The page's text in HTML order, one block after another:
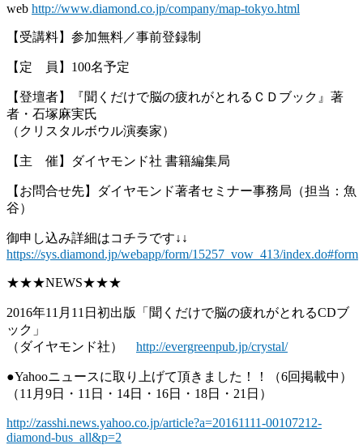
web http://www.diamond.co.jp/company/map-tokyo.html
【受講料】参加無料／事前登録制
【定 員】100名予定
【登壇者】『聞くだけで脳の疲れがとれるＣＤブック』著
者・石塚麻実氏
（クリスタルボウル演奏家）
【主 催】ダイヤモンド社 書籍編集局
【お問合せ先】ダイヤモンド著者セミナー事務局（担当：魚
谷）
御申し込み詳細はコチラです↓↓
https://sys.diamond.jp/webapp/form/15257_vow_413/index.do#form
★★★NEWS★★★
2016年11月11日初出版「聞くだけで脳の疲れがとれるCDブ
ック」
（ダイヤモンド社） http://evergreenpub.jp/crystal/
●Yahooニュースに取り上げて頂きました！！（6回掲載中）
（11月9日・11日・14日・16日・18日・21日）
http://zasshi.news.yahoo.co.jp/article?a=20161111-00107212-
diamond-bus_all&p=2